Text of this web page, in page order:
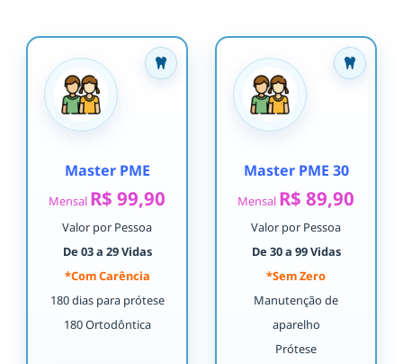
Master PME
Mensal R$ 99,90
Valor por Pessoa
De 03 a 29 Vidas
*Com Carência
180 dias para prótese
180 Ortodôntica
Master PME 30
Mensal R$ 89,90
Valor por Pessoa
De 30 a 99 Vidas
*Sem Zero
Manutenção de
aparelho
Prótese